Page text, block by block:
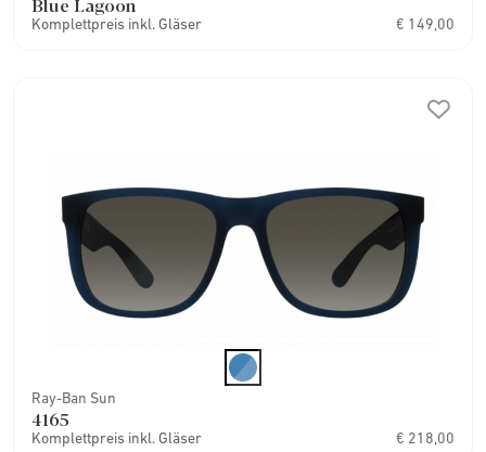
Komplettpreis inkl. Gläser € 149,00
Ray-Ban Sun
4165
Komplettpreis inkl. Gläser € 218,00